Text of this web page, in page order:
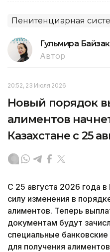
Пенитенциарная
Гульмира
Автор
20:52, 23 Июля 2026
Новый порядок
алиментов
Казахстане с 25
С 25 августа 2026 года
силу изменения в
алиментов. Теперь
документам будут
специальные
для получения